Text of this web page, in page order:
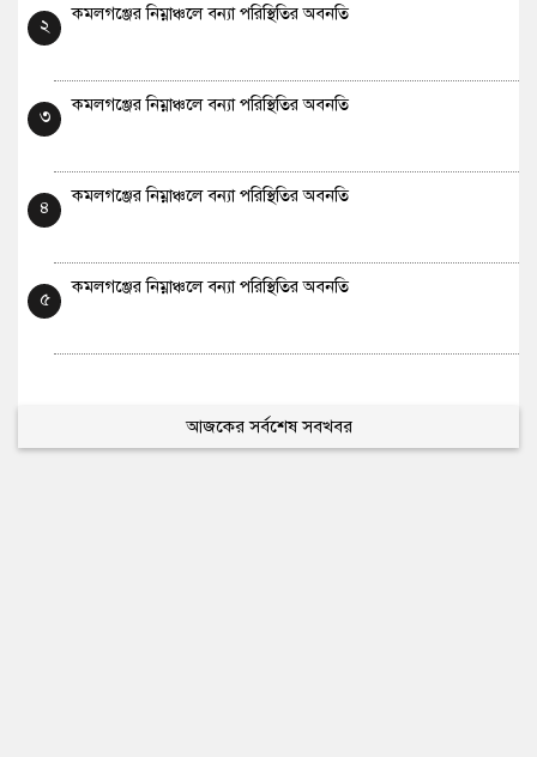
২
কমলগঞ্জের নিম্নাঞ্চলে বন্যা পরিস্থিতির অবনতি
৩
কমলগঞ্জের নিম্নাঞ্চলে বন্যা পরিস্থিতির অবনতি
৪
কমলগঞ্জের নিম্নাঞ্চলে বন্যা পরিস্থিতির অবনতি
৫
কমলগঞ্জের নিম্নাঞ্চলে বন্যা পরিস্থিতির অবনতি
আজকের সর্বশেষ সবখবর